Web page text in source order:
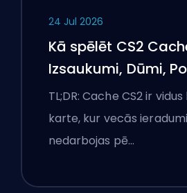
24 Jul 2026
Kā spēlēt CS2
Izsaukumi, Dūmi,
Premjeru padomi
TL;DR: Cache CS2 ir
karte, kur vecās
nedarbojas pē…